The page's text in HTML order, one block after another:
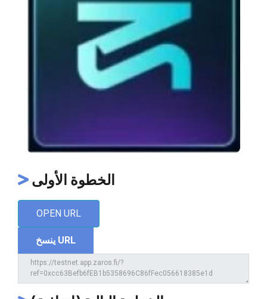
الخطوة الأولى
OPEN URL
ينسخ URL